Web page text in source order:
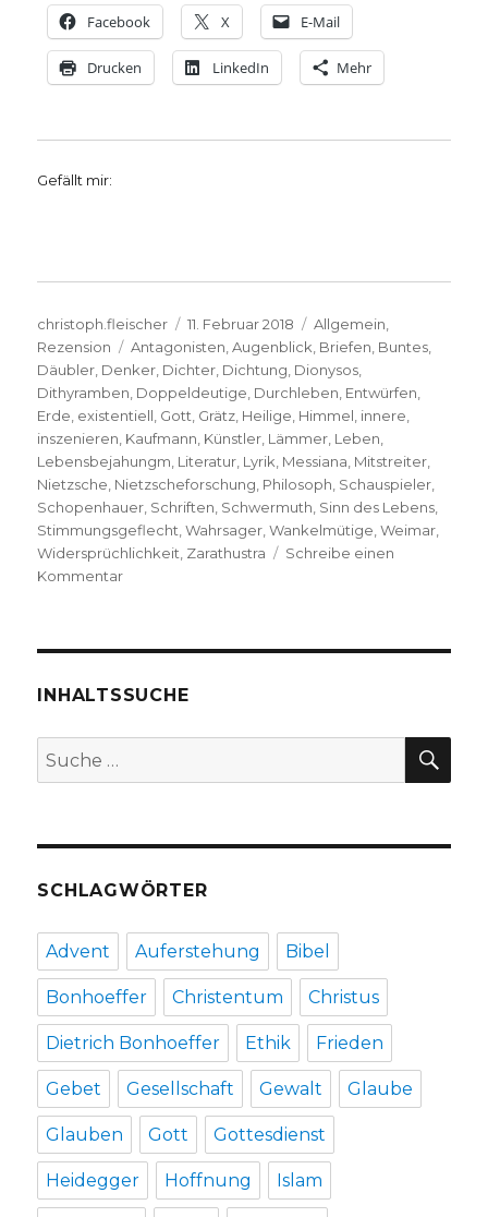
Facebook X E-Mail
Drucken LinkedIn Mehr
Gefällt mir:
Autor
christoph.fleischer
Veröffentlicht
am
11. Februar 2018 Kategorien
Allgemein,
Rezension
Schlagwörter
Antagonisten,Augenblick, Briefen, Buntes,
Däubler, Denker, Dichter, Dichtung, Dionysos,
Dithyramben, Doppeldeutige, Durchleben, Entwürfen,
Erde, existentiell, Gott, Grätz, Heilige, Himmel, innere,
inszenieren, Kaufmann, Künstler, Lämmer, Leben,
Lebensbejahungm, Literatur, Lyrik, Messiana, Mitstreiter,
Nietzsche, Nietzscheforschung, Philosoph, Schauspieler,
Schopenhauer, Schriften, Schwermuth, Sinn des Lebens,
Stimmungsgeflecht,Wahrsager,Wankelmütige,Weimar,
Widersprüchlichkeit, Zarathustra
Schreibe einen
Kommentarzu
Rezension
Christoph
Welver
INHALTSSUCHE
Suche
nach:
SCHLAGWÖRTER
Advent Auferstehung Bibel
Bonhoeffer Christentum Christus
Dietrich Bonhoeffer Ethik Frieden
Gebet Gesellschaft Gewalt Glaube
Glauben Gott Gottesdienst
Heidegger Hoffnung Islam